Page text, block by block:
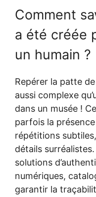
Comment
a été créée
un humain ?
Repérer la patte
aussi complexe
dans un musée !
parfois la présence
répétitions
détails
solutions
numériques,
garantir la